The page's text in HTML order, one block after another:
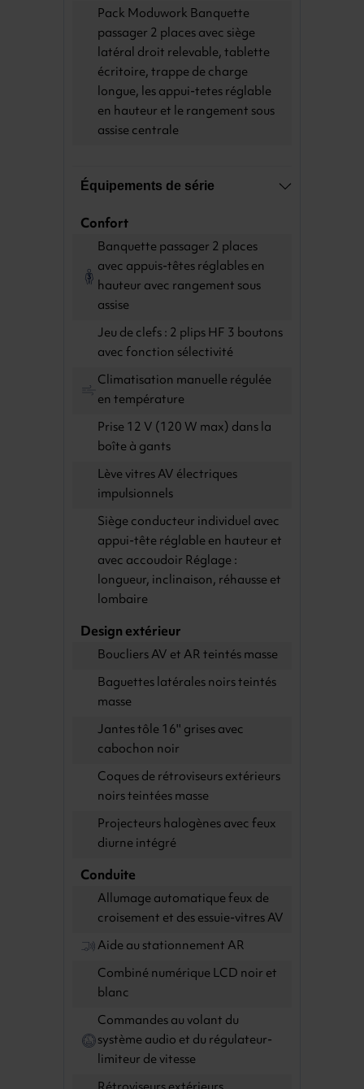
Pack Moduwork Banquette
passager 2 places avec siège
latéral droit relevable, tablette
écritoire, trappe de charge
longue, les appui-tetes réglable
en hauteur et le rangement sous
assise centrale
Équipements de série
Confort
Banquette passager 2 places
avec appuis-têtes réglables en
hauteur avec rangement sous
assise
Jeu de clefs : 2 plips HF 3 boutons
avec fonction sélectivité
Climatisation manuelle régulée
en température
Prise 12 V (120 W max) dans la
boîte à gants
Lève vitres AV électriques
impulsionnels
Siège conducteur individuel avec
appui-tête réglable en hauteur et
avec accoudoir Réglage :
longueur, inclinaison, réhausse et
lombaire
Design extérieur
Boucliers AV et AR teintés masse
Baguettes latérales noirs teintés
masse
Jantes tôle 16'' grises avec
cabochon noir
Coques de rétroviseurs extérieurs
noirs teintées masse
Projecteurs halogènes avec feux
diurne intégré
Conduite
Allumage automatique feux de
croisement et des essuie-vitres AV
Aide au stationnement AR
Combiné numérique LCD noir et
blanc
Commandes au volant du
système audio et du régulateur-
limiteur de vitesse